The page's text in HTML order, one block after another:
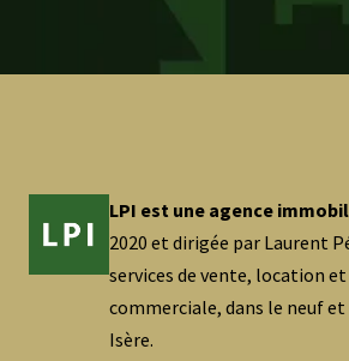
LPI est une agence
2020 et dirigée par Laurent
services de vente, location
commerciale, dans le neuf
Isère.